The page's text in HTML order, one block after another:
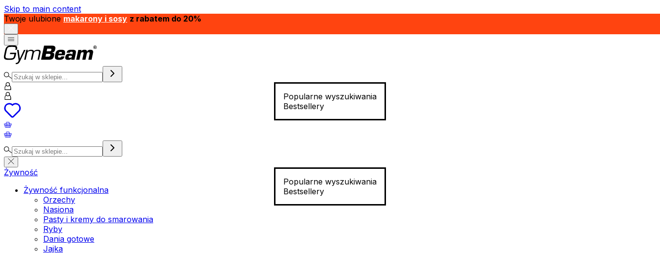
Skip to main content
Twoje ulubione makarony i sosy z rabatem do 20%
Popularne wyszukiwania
Bestsellery
Popularne wyszukiwania
Bestsellery
Żywność
Żywność funkcjonalna
Orzechy
Nasiona
Pasty i kremy do smarowania
Ryby
Dania gotowe
Jajka